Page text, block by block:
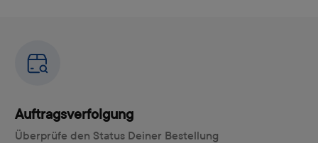
Auftragsverfolgung
Überprüfe den Status Deiner Bestellung